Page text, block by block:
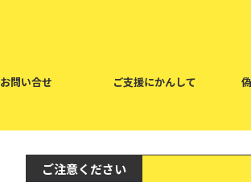
お問い合せ ご支援にかんして
ご注意ください